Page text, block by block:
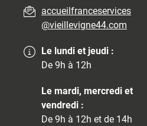
accueilfranceservices
@vieillevigne44.com
Le lundi et jeudi :
De 9h à 12h
Le mardi, mercredi et
vendredi :
De 9h à 12h et de 14h